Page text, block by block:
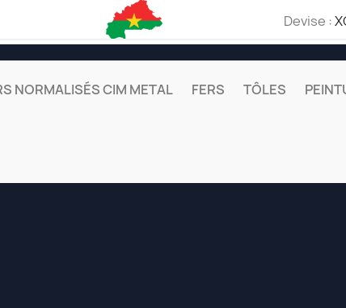
Devise :
NORMALISÉS CIM METAL FERS TÔLES